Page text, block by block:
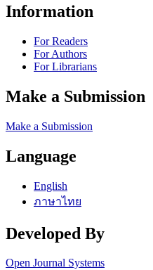
Information
For Readers
For Authors
For Librarians
Make a Submission
Make a Submission
Language
English
ภาษาไทย
Developed By
Open Journal Systems